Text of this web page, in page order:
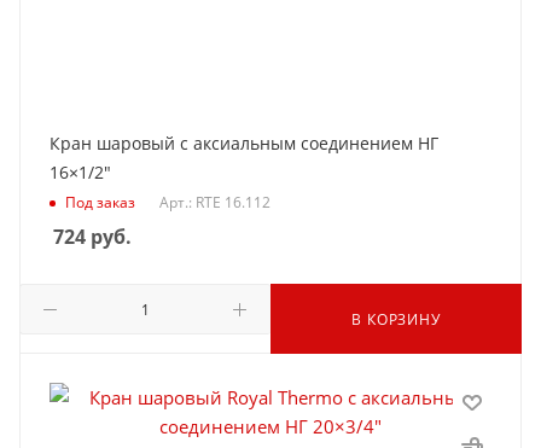
Кран шаровый с аксиальным соединением НГ
16×1/2"
Под заказ Арт.: RTE 16.112
724 руб.
В КОРЗИНУ